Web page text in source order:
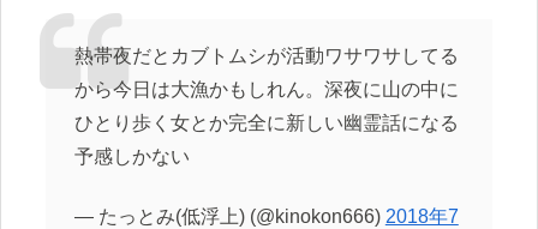
熱帯夜だとカブトムシが活動ワサワサしてる
から今日は大漁かもしれん。深夜に山の中に
ひとり歩く女とか完全に新しい幽霊話になる
予感しかない
— たっとみ(低浮上) (@kinokon666) 2018年7